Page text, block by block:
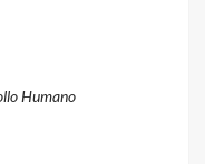
Humano